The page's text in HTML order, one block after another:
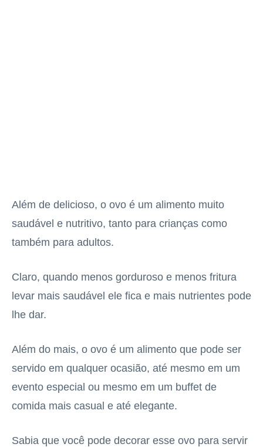
Além de delicioso, o ovo é um alimento muito
saudável e nutritivo, tanto para crianças como
também para adultos.
Claro, quando menos gorduroso e menos fritura
levar mais saudável ele fica e mais nutrientes pode
lhe dar.
Além do mais, o ovo é um alimento que pode ser
servido em qualquer ocasião, até mesmo em um
evento especial ou mesmo em um buffet de
comida mais casual e até elegante.
Sabia que você pode decorar esse ovo para servir